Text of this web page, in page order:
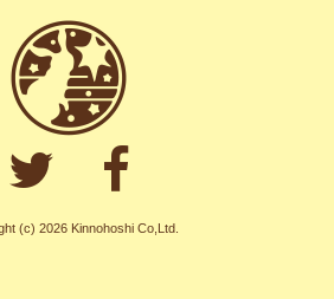
(c) 2026 Kinnohoshi Co,Ltd.